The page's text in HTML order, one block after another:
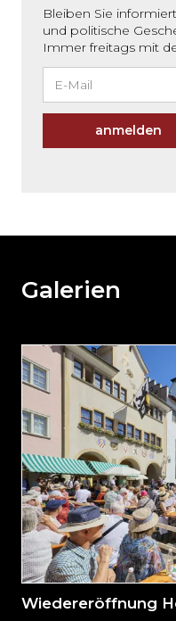
Bleiben Sie
und politische
Immer freitags mit
anmelden
weiteren
und
direkt
zum
Seitenende
springen?
Galerien
Wiedereröffnung